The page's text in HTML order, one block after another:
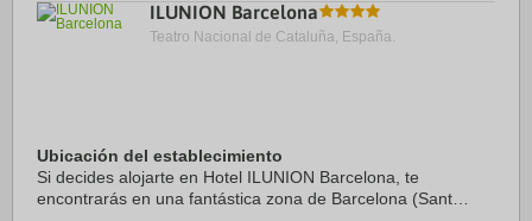
ILUNION Barcelona
Teatro Nacional de Cataluña, España.
Ubicación del establecimiento
Si decides alojarte en Hotel ILUNION Barcelona, te
encontrarás en una fantástica zona de Barcelona (Sant